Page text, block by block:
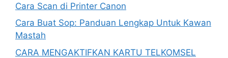
Cara Scan di Printer Canon
Cara Buat Sop: Panduan Lengkap Untuk Kawan
Mastah
CARA MENGAKTIFKAN KARTU TELKOMSEL